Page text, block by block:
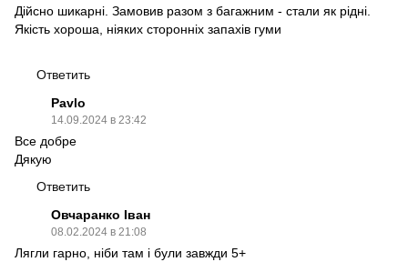
Дійсно шикарні. Замовив разом з багажним - стали як рідні.
Якість хороша, ніяких сторонніх запахів гуми
Ответить
Pavlo
14.09.2024 в 23:42
Все добре
Дякую
Ответить
Овчаранко Іван
08.02.2024 в 21:08
Лягли гарно, ніби там і були завжди 5+